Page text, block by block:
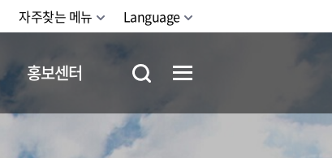
자주찾는 메뉴 Language
홍보센터